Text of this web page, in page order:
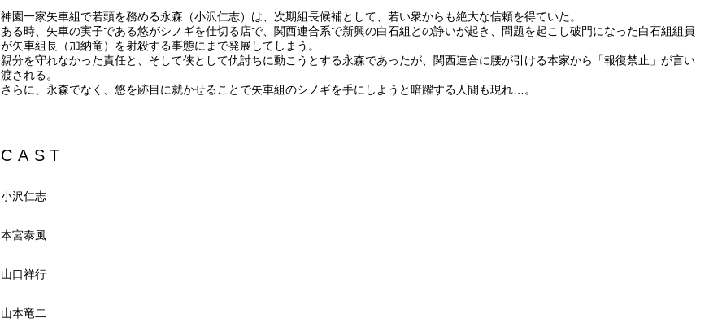
神園一家矢車組で若頭を務める永森（小沢仁志）は、次期組長候補として、若い衆からも絶大な信頼を得ていた。
ある時、矢車の実子である悠がシノギを仕切る店で、関西連合系で新興の白石組との諍いが起き、問題を起こし破門になった白石組組員
が矢車組長（加納竜）を射殺する事態にまで発展してしまう。
親分を守れなかった責任と、そして侠として仇討ちに動こうとする永森であったが、関西連合に腰が引ける本家から「報復禁止」が言い
渡される。
さらに、永森でなく、悠を跡目に就かせることで矢車組のシノギを手にしようと暗躍する人間も現れ…。
CAST
小沢仁志
本宮泰風
山口祥行
山本竜二